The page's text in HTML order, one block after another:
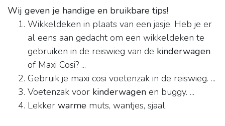
Wij geven je handige en bruikbare tips!
Wikkeldeken in plaats van een jasje. Heb je er
al eens aan gedacht om een wikkeldeken te
gebruiken in de reiswieg van de kinderwagen
of Maxi Cosi? ...
Gebruik je maxi cosi voetenzak in de reiswieg. ...
Voetenzak voor kinderwagen en buggy. ...
Lekker warme muts, wantjes, sjaal.